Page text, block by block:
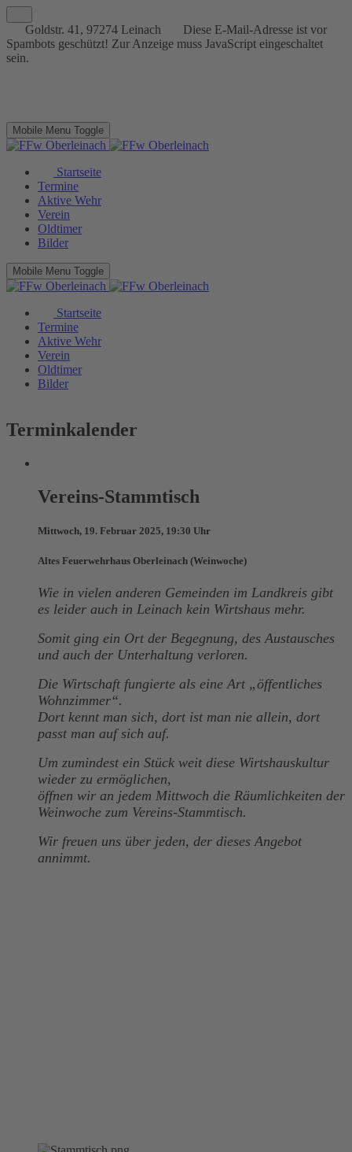
Goldstr. 41, 97274 Leinach
Diese E-Mail-Adresse ist vor
Spambots geschützt! Zur Anzeige muss JavaScript eingeschaltet
sein.
Mobile Menu Toggle
Startseite
Termine
Aktive Wehr
Verein
Oldtimer
Bilder
Mobile Menu Toggle
Startseite
Termine
Aktive Wehr
Verein
Oldtimer
Bilder
Terminkalender
Vereins-Stammtisch
Mittwoch, 19. Februar 2025, 19:30 Uhr
Altes Feuerwehrhaus Oberleinach (Weinwoche)
Wie in vielen anderen Gemeinden im Landkreis gibt
es leider auch in Leinach kein Wirtshaus mehr.
Somit ging ein Ort der Begegnung, des Austausches
und auch der Unterhaltung verloren.
Die Wirtschaft fungierte als eine Art „öffentliches
Wohnzimmer“.
Dort kennt man sich, dort ist man nie allein, dort
passt man auf sich auf.
Um zumindest ein Stück weit diese Wirtshauskultur
wieder zu ermöglichen,
öffnen wir an jedem Mittwoch die Räumlichkeiten der
Weinwoche zum Vereins-Stammtisch.
Wir freuen uns über jeden, der dieses Angebot
annimmt.